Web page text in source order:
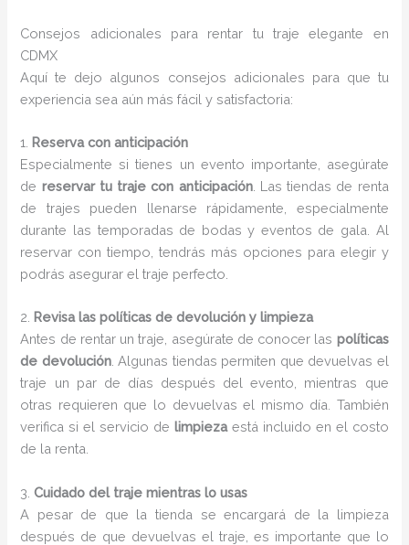
Consejos adicionales para rentar tu traje elegante en
CDMX
Aquí te dejo algunos consejos adicionales para que tu
experiencia sea aún más fácil y satisfactoria:
1. Reserva con anticipación
Especialmente si tienes un evento importante, asegúrate
de reservar tu traje con anticipación. Las tiendas de renta
de trajes pueden llenarse rápidamente, especialmente
durante las temporadas de bodas y eventos de gala. Al
reservar con tiempo, tendrás más opciones para elegir y
podrás asegurar el traje perfecto.
2. Revisa las políticas de devolución y limpieza
Antes de rentar un traje, asegúrate de conocer las políticas
de devolución. Algunas tiendas permiten que devuelvas el
traje un par de días después del evento, mientras que
otras requieren que lo devuelvas el mismo día. También
verifica si el servicio de limpiezaestá incluido en el costo
de la renta.
3.Cuidado del traje mientras lo usas
A pesar de que la tienda se encargará de la limpieza
después de que devuelvas el traje, es importante que lo